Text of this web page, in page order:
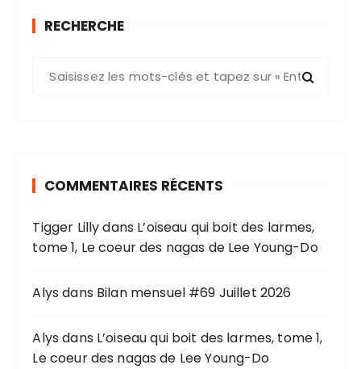
RECHERCHE
e
p
u
:
COMMENTAIRES RÉCENTS
Tigger Lillydans L’oiseau qui boit des larmes,
tome 1, Le coeur des nagas de Lee Young-Do
Alys dans Bilan mensuel #69 Juillet 2026
Alys dans L’oiseau qui boit des larmes, tome 1,
Le coeur des nagas de Lee Young-Do